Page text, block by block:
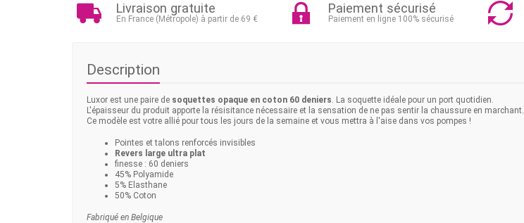
Livraison gratuite
En France (Métropole) à partir de 69 €
Paiement sécurisé
Paiement en ligne 100% sécurisé
Description
Luxor est une paire de soquettes opaque en coton 60 deniers. La soquette idéale pour un port quotidien.
L'épaisseur du produit apporte la résisitance nécessaire et la sensation de ne pas sentir la chaussure en marchant.
Ce modèle est votre allié pour tous les jours de la semaine et vous mettra à l'aise dans vos pompes !
Pointes et talons renforcés invisibles
Revers large ultra plat
finesse : 60 deniers
45% Polyamide
5% Elasthane
50% Coton
Fabriqué en Belgique